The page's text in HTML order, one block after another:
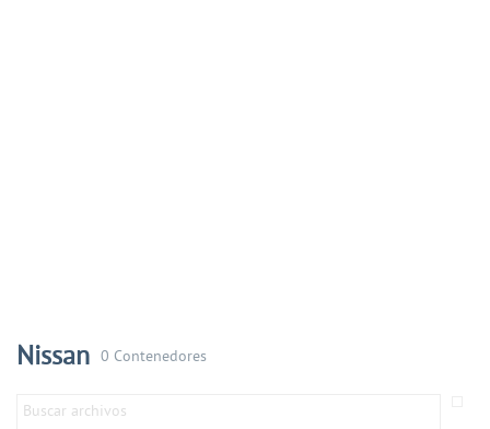
Nissan 0 Contenedores